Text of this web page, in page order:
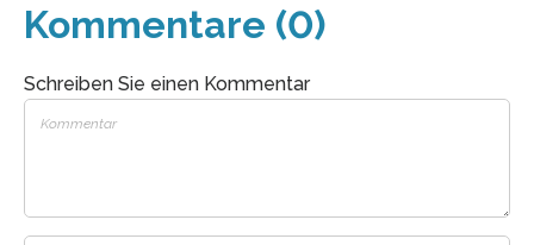
Kommentare (0)
Schreiben Sie einen Kommentar